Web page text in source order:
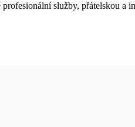
služby, přátelskou a